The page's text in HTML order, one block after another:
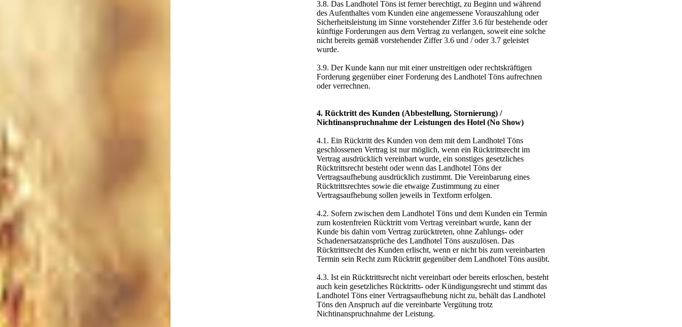
3.8. Das Landhotel Töns ist ferner berechtigt, zu Beginn und während
des Aufenthaltes vom Kunden eine angemessene Vorauszahlung oder
Sicherheitsleistung im Sinne vorstehender Ziffer 3.6 für bestehende oder
künftige Forderungen aus dem Vertrag zu verlangen, soweit eine solche
nicht bereits gemäß vorstehender Ziffer 3.6 und / oder 3.7 geleistet
wurde.
3.9. Der Kunde kann nur mit einer unstreitigen oder rechtskräftigen
Forderung gegenüber einer Forderung des Landhotel Töns aufrechnen
oder verrechnen.
4. Rücktritt des Kunden (Abbestellung, Stornierung) /
Nichtinanspruchnahme der Leistungen des Hotel (No Show)
4.1. Ein Rücktritt des Kunden von dem mit dem Landhotel Töns
geschlossenen Vertrag ist nur möglich, wenn ein Rücktrittsrecht im
Vertrag ausdrücklich vereinbart wurde, ein sonstiges gesetzliches
Rücktrittsrecht besteht oder wenn das Landhotel Töns der
Vertragsaufhebung ausdrücklich zustimmt. Die Vereinbarung eines
Rücktrittsrechtes sowie die etwaige Zustimmung zu einer
Vertragsaufhebung sollen jeweils in Textform erfolgen.
4.2. Sofern zwischen dem Landhotel Töns und dem Kunden ein Termin
zum kostenfreien Rücktritt vom Vertrag vereinbart wurde, kann der
Kunde bis dahin vom Vertrag zurücktreten, ohne Zahlungs- oder
Schadenersatzansprüche des Landhotel Töns auszulösen. Das
Rücktrittsrecht des Kunden erlischt, wenn er nicht bis zum vereinbarten
Termin sein Recht zum Rücktritt gegenüber dem Landhotel Töns ausübt.
4.3. Ist ein Rücktrittsrecht nicht vereinbart oder bereits erloschen, besteht
auch kein gesetzliches Rücktritts- oder Kündigungsrecht und stimmt das
Landhotel Töns einer Vertragsaufhebung nicht zu, behält das Landhotel
Töns den Anspruch auf die vereinbarte Vergütung trotz
Nichtinanspruchnahme der Leistung.